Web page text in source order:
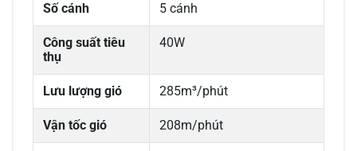
Số cánh 5 cánh
Công suất tiêu
thụ
40W
Lưu lượng gió 285m³/phút
Vận tốc gió 208m/phút